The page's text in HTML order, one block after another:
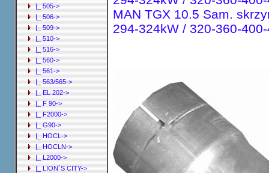
|_ 505->
|_ 506->
|_ 509->
|_ 510->
|_ 516->
|_ 560->
|_ 561->
|_ 563/565->
|_ EL 202->
|_ F 90->
|_ F2000->
|_ G90->
|_ HOCL->
|_ HOCLN->
|_ L2000->
|_ LION`S CITY->
MAN TGX 10.5 Sam.
294-324kW / 320-360-